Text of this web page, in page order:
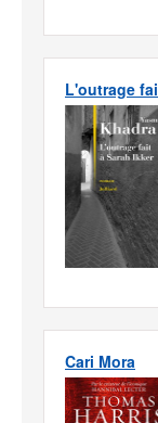
L'outrage
Cari Mora